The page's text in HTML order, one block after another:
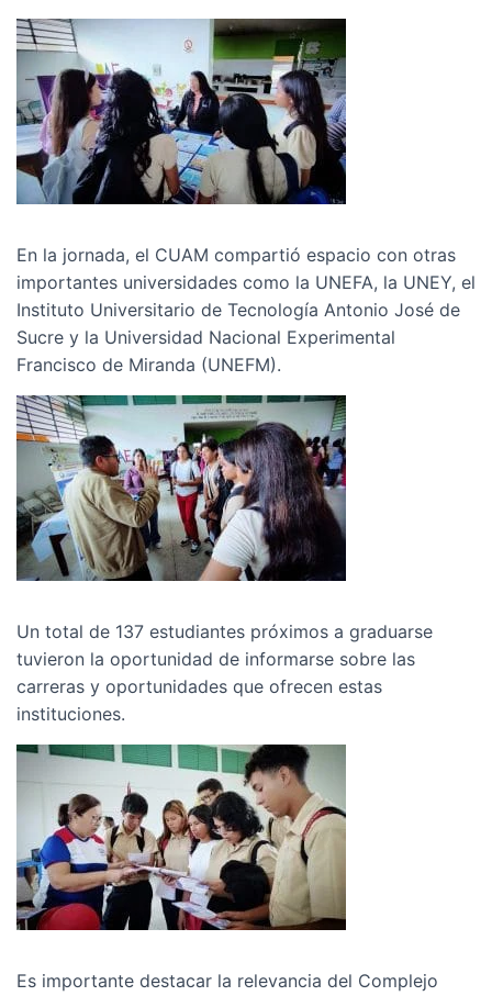
En la jornada, el CUAM compartió espacio con otras
importantes universidades como la UNEFA, la UNEY, el
Instituto Universitario de Tecnología Antonio José de
Sucre y la Universidad Nacional Experimental
Francisco de Miranda (UNEFM).
Un total de 137 estudiantes próximos a graduarse
tuvieron la oportunidad de informarse sobre las
carreras y oportunidades que ofrecen estas
instituciones.
Es importante destacar la relevancia del Complejo